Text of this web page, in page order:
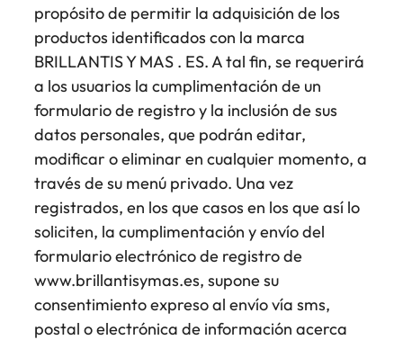
propósito de permitir la adquisición de los
productos identificados con la marca
BRILLANTIS Y MAS . ES. A tal fin, se requerirá
a los usuarios la cumplimentación de un
formulario de registro y la inclusión de sus
datos personales, que podrán editar,
modificar o eliminar en cualquier momento, a
través de su menú privado. Una vez
registrados, en los que casos en los que así lo
soliciten, la cumplimentación y envío del
formulario electrónico de registro de
www.brillantisymas.es, supone su
consentimiento expreso al envío vía sms,
postal o electrónica de información acerca